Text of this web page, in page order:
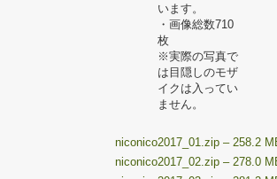
います。
・画像総数710
枚
※実際の写真で
は目隠しのモザ
イクは入ってい
ません。
niconico2017_01.zip – 258.2
niconico2017_02.zip – 278.0